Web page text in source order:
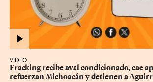
VIDEO
Fracking recibe aval condicionado, cae
refuerzan Michoacán y detienen a